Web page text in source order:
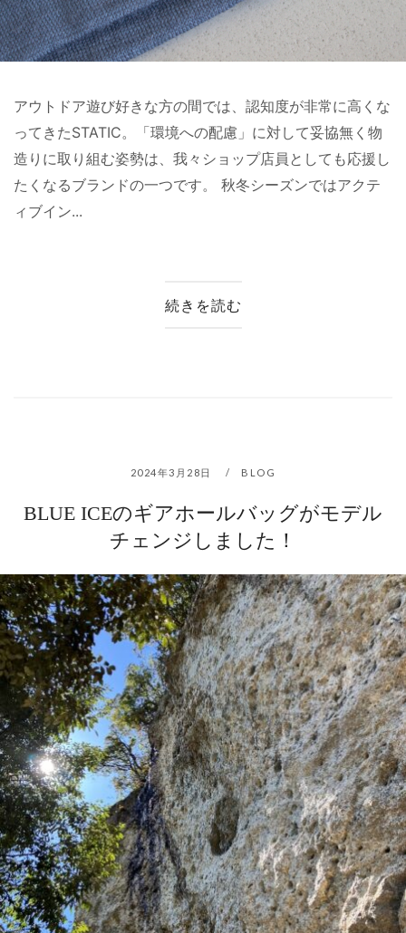
アウトドア遊び好きな方の間では、認知度が非常に高くな
ってきたSTATIC。「環境への配慮」に対して妥協無く物
造りに取り組む姿勢は、我々ショップ店員としても応援し
たくなるブランドの一つです。 秋冬シーズンではアクテ
ィブイン...
続きを読む
2024年3月28日 BLOG
BLUE ICEのギアホールバッグがモデル
チェンジしました！